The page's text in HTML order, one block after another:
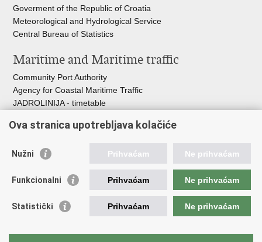
Goverment of the Republic of Croatia
Meteorological and Hydrological Service
Central Bureau of Statistics
Maritime and Maritime traffic
Community Port Authority
Agency for Coastal Maritime Traffic
JADROLINIJA - timetable
Croatian Motorways
Bus station Zagreb
Craotian Railways Passenger Transport
Zagreb International Airport - Franjo Tuđman
Ova stranica upotrebljava kolačiće
Nužni Prihvaćam Ne prihvaćam
Funkcionalni Prihvaćam Ne prihvaćam
Statistički Prihvaćam Ne prihvaćam